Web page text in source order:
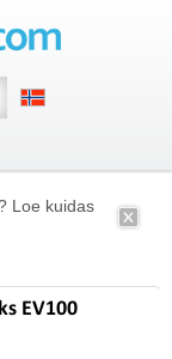
Loe kuidas
EV100